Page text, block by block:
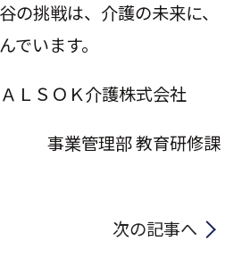
の挑戦は、介護の未来に、
でいます。
ＬＳＯＫ介護株式会社
事業管理部 教育研修課
次の記事へ